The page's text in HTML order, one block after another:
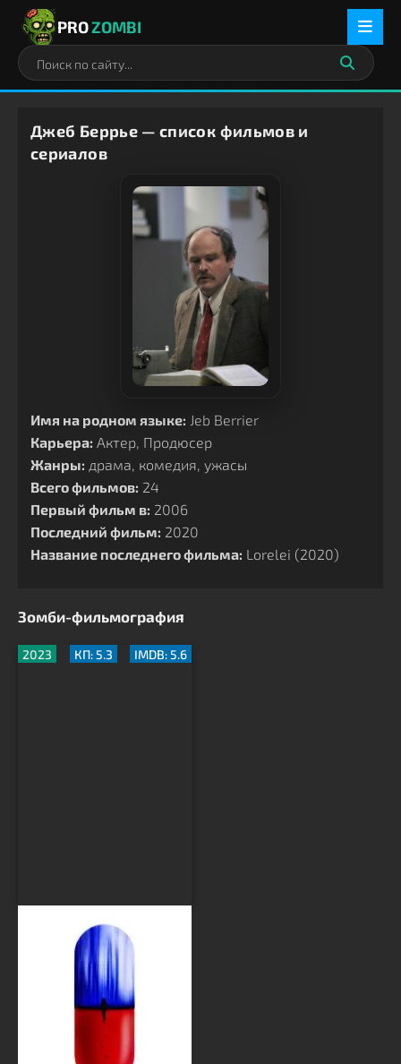
PROZOMBI
Джеб Беррье — список фильмов и
сериалов
Имя на родном языке: Jeb Berrier
Карьера: Актер, Продюсер
Жанры: драма, комедия, ужасы
Всего фильмов: 24
Первый фильм в: 2006
Последний фильм: 2020
Название последнего фильма: Lorelei (2020)
Зомби-фильмография
Эпидемия. Новое
заражение
2023 КП: 5.3 IMDB: 5.6